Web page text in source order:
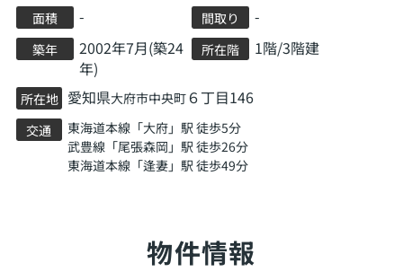
面積 - 間取り -
築年
2002年7月(築24
年)
所在階 1階/3階建
所在地 愛知県大府市中央町６丁目146
交通 東海道本線 「大府」駅 徒歩5分
武豊線 「尾張森岡 」駅 徒歩26分
東海道本線 「逢妻」駅 徒歩49分
物件情報